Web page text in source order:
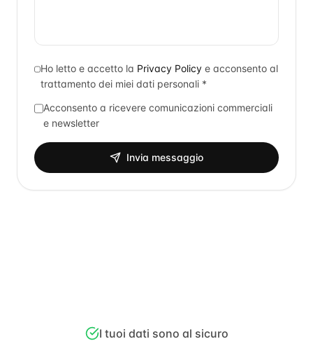
Ho letto e accetto la Privacy Policy e acconsento al
trattamento dei miei dati personali *
Acconsento a ricevere comunicazioni commerciali
e newsletter
Invia messaggio
I tuoi dati sono al sicuro